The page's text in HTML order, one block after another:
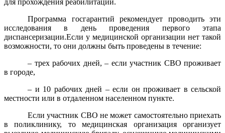
Программа госгарантий рекомендует проводить эти
исследования в день проведения первого этапа
диспансеризации.Если у медицинской организации нет такой
возможности, то они должны быть проведены в течение:
– трех рабочих дней, – если участник СВО проживает
в городе,
– и 10 рабочих дней – если он проживает в сельской
местности или в отдаленном населенном пункте.
Если участник СВО не может самостоятельно приехать
в поликлинику, то медицинская организация организует